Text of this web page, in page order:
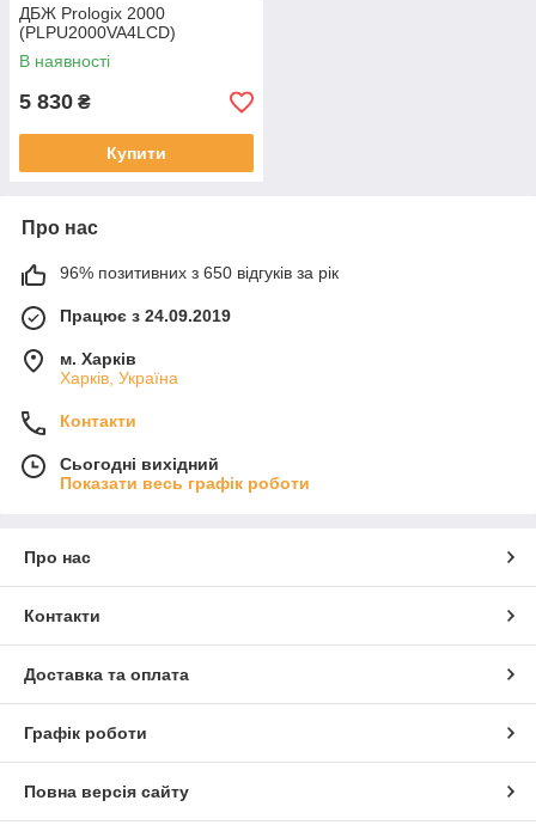
ДБЖ Prologix 2000
(PLPU2000VA4LCD)
В наявності
5 830 ₴
Купити
Про нас
96% позитивних з 650 відгуків за рік
Працює з 24.09.2019
м. Харків
Харків, Україна
Контакти
Сьогодні вихідний
Показати весь графік роботи
Про нас
Контакти
Доставка та оплата
Графік роботи
Повна версія сайту